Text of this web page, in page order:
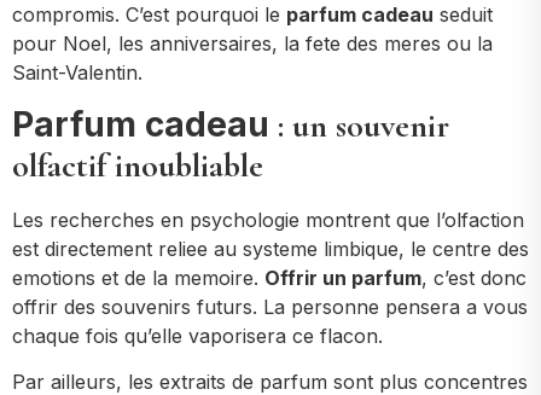
compromis. C’est pourquoi le parfum cadeau seduit
pour Noel, les anniversaires, la fete des meres ou la
Saint-Valentin.
Parfum cadeau : un souvenir
olfactif inoubliable
Les recherches en psychologie montrent que l’olfaction
est directement reliee au systeme limbique, le centre des
emotions et de la memoire. Offrir un parfum, c’est donc
offrir des souvenirs futurs. La personne pensera a vous
chaque fois qu’elle vaporisera ce flacon.
Par ailleurs, les extraits de parfum sont plus concentres